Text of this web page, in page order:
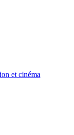
et cinéma